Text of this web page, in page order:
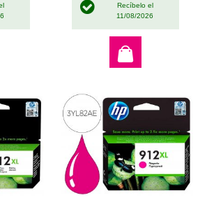
Recíbelo el
11/08/2026